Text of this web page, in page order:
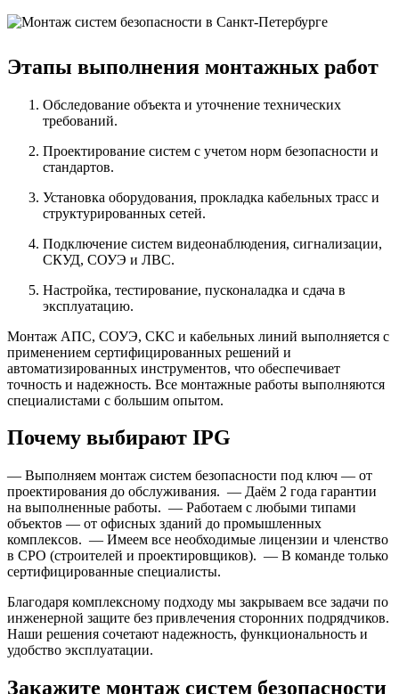
Этапы выполнения монтажных работ
Обследование объекта и уточнение технических
требований.
Проектирование систем с учетом норм безопасности и
стандартов.
Установка оборудования, прокладка кабельных трасс и
структурированных сетей.
Подключение систем видеонаблюдения, сигнализации,
СКУД, СОУЭ и ЛВС.
Настройка, тестирование, пусконаладка и сдача в
эксплуатацию.
Монтаж АПС, СОУЭ, СКС и кабельных линий выполняется с
применением сертифицированных решений и
автоматизированных инструментов, что обеспечивает
точность и надежность. Все монтажные работы выполняются
специалистами с большим опытом.
Почему выбирают IPG
— Выполняем монтаж систем безопасности под ключ — от
проектирования до обслуживания. — Даём 2 года гарантии
на выполненные работы. — Работаем с любыми типами
объектов — от офисных зданий до промышленных
комплексов. — Имеем все необходимые лицензии и членство
в СРО (строителей и проектировщиков). — В команде только
сертифицированные специалисты.
Благодаря комплексному подходу мы закрываем все задачи по
инженерной защите без привлечения сторонних подрядчиков.
Наши решения сочетают надежность, функциональность и
удобство эксплуатации.
Закажите монтаж систем безопасности